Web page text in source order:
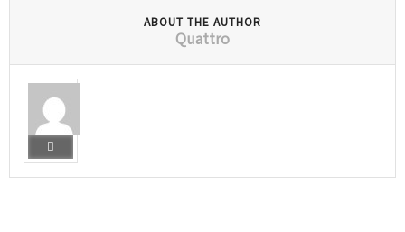
ABOUT THE AUTHOR
Quattro